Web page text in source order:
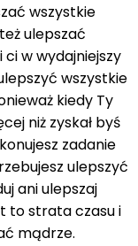
wszystkie
ulepszać
w wydajniejszy
wszystkie
kiedy Ty
niż zyskał byś
zadanie
ulepszyć
ani ulepszaj
to strata czasu i
mądrze.